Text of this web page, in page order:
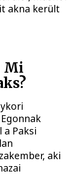
akna került
Mi
Paksi
aki